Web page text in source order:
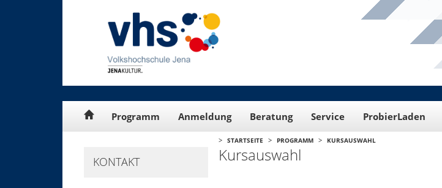
Programm Anmeldung Beratung Service ProbierLaden
KONTAKT
> STARTSEITE > PROGRAMM > KURSAUSWAHL
Kursauswahl